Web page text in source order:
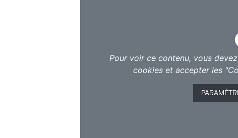
Pour voir ce contenu, vous
cookies et accepter les